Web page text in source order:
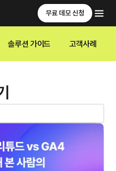
무료 데모 신청
솔루션 가이드 고객사례